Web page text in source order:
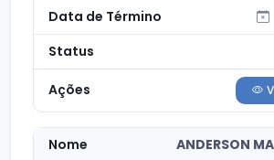
ANDERSON